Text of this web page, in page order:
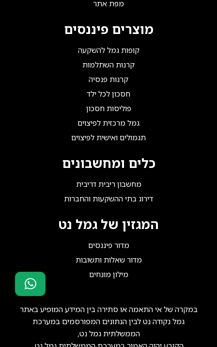
מפת אתר
מוצרים פיננסים
קופות גמל להשקעה
קרנות השתלמות
קרנות פנסיה
חסכון לכל ילד
פוליסות חסכון
גמל מרכזית לפיצוים
תגמולים ואישית לפיצוים
כלים ומחשבונים
מחשבון ריבית דריבית
דירוג בתי ההשקעות והחברות
המגזין של גמל נט
מדור פיננסים
מדור שאלות ותשובות
מילון מונחים
במקרה של אי התאמה או סתירה בין המידע המופיע באתר
גמל נקודה נט לבין הנתונים המפורסמים במערכת
הממשלתית גמל נט,
הצטרפו אלינו!